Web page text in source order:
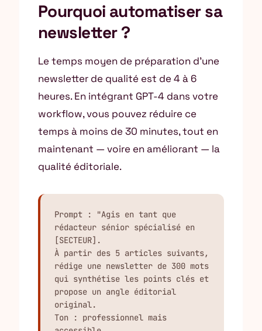
Pourquoi automatiser sa
newsletter ?
Le temps moyen de préparation d’une
newsletter de qualité est de 4 à 6
heures. En intégrant GPT-4 dans votre
workflow, vous pouvez réduire ce
temps à moins de 30 minutes, tout en
maintenant — voire en améliorant — la
qualité éditoriale.
Prompt : "Agis en tant que
rédacteur sénior spécialisé en
[SECTEUR].
À partir des 5 articles suivants,
rédige une newsletter de 300 mots
qui synthétise les points clés et
propose un angle éditorial
original.
Ton : professionnel mais